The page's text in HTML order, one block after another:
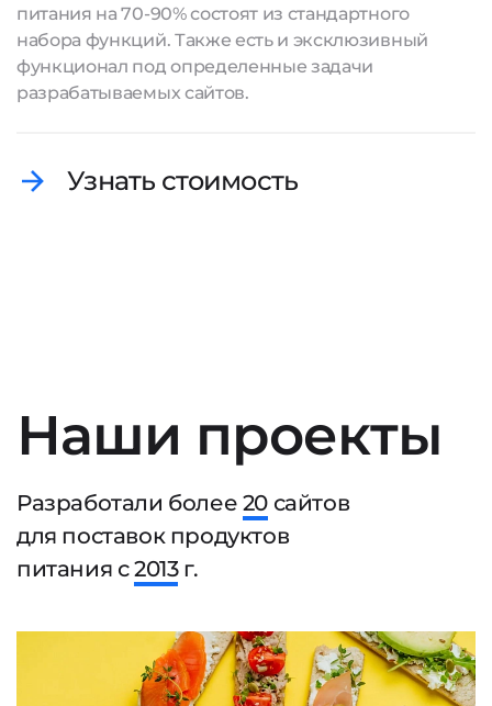
питания на 70-90% состоят из стандартного
набора функций. Также есть и эксклюзивный
функционал под определенные задачи
разрабатываемых сайтов.
Узнать стоимость
Наши проекты
Разработали более 20 сайтов
для поставок продуктов
питания с2013г.